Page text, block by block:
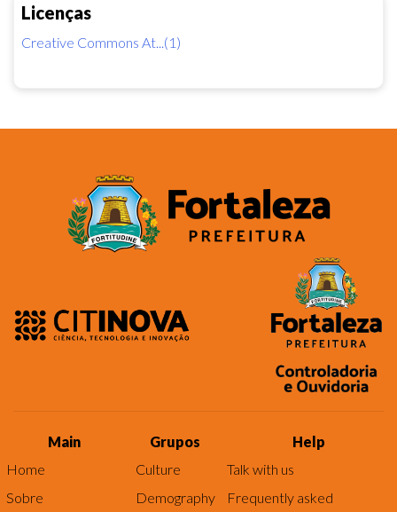
Licenças
Creative Commons At...(1)
Main
Home
Sobre
Grupos
Culture
Demography
Help
Talk with us
Frequently asked